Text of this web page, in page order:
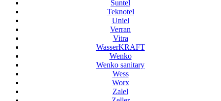
Suntel
Teknotel
Uniel
Verran
Vitra
WasserKRAFT
Wenko
Wenko sanitary
Wess
Worx
Zalel